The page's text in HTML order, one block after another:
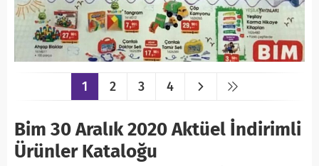
1 2 3 4
Bim 30 Aralık 2020 Aktüel İndirimli
Ürünler Kataloğu